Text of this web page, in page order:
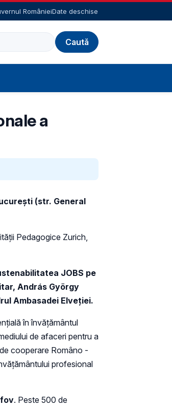
RomânieiDate deschise
a
(str. General
Pedagogice Zurich,
JOBS pe
András György
Ambasadei Elveției.
în învățământul
de afaceri pentru a
cooperare Româno -
profesional
. Peste 500 de